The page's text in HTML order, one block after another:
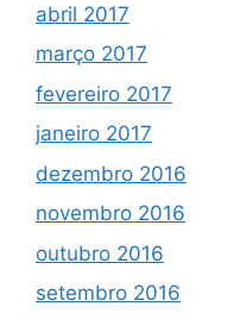
abril 2017
março 2017
fevereiro 2017
janeiro 2017
dezembro 2016
novembro 2016
outubro 2016
setembro 2016